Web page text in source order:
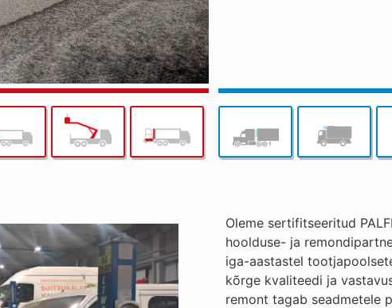
Oleme sertifitseeritud
hoolduse- ja
iga-aastastel
kõrge kvaliteedi ja
remont tagab seadmetele